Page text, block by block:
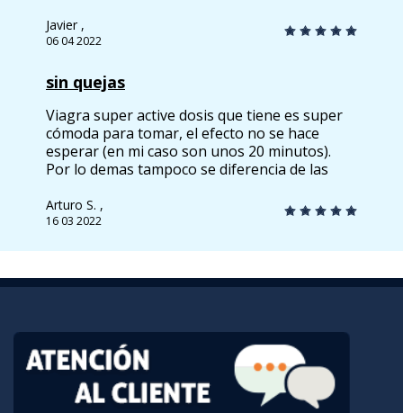
problemas de salud. Recomiendo tomarlo
después de la consulta médica.
Javier ,
06 04 2022
sin quejas
Viagra super active dosis que tiene es super
cómoda para tomar, el efecto no se hace
esperar (en mi caso son unos 20 minutos).
Por lo demas tampoco se diferencia de las
bueno.
Arturo S. ,
16 03 2022